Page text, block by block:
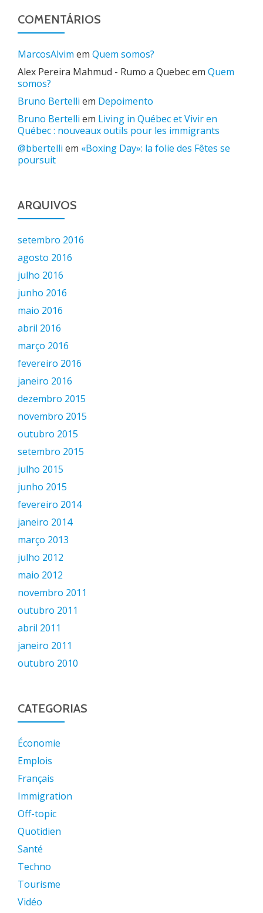
COMENTÁRIOS
MarcosAlvim em Quem somos?
Alex Pereira Mahmud - Rumo a Quebecem Quem
somos?
Bruno Bertelli em Depoimento
Bruno Bertelli em Living in Québec et Vivir en
Québec : nouveaux outils pour les immigrants
@bbertelli em «Boxing Day»: la folie des Fêtes se
poursuit
ARQUIVOS
setembro 2016
agosto 2016
julho 2016
junho 2016
maio 2016
abril 2016
março 2016
fevereiro 2016
janeiro 2016
dezembro 2015
novembro 2015
outubro 2015
setembro 2015
julho 2015
junho 2015
fevereiro 2014
janeiro 2014
março 2013
julho 2012
maio 2012
novembro 2011
outubro 2011
abril 2011
janeiro 2011
outubro 2010
CATEGORIAS
Économie
Emplois
Français
Immigration
Off-topic
Quotidien
Santé
Techno
Tourisme
Vidéo